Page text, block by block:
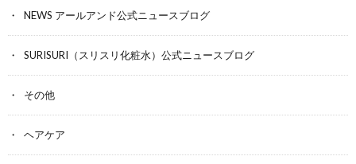
NEWS アールアンド公式ニュースブログ
SURISURI（スリスリ化粧水）公式ニュースブログ
その他
ヘアケア